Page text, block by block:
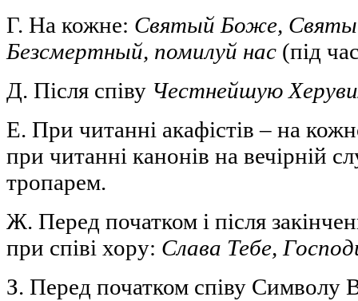
Г. На кожне: Святый Боже,
Безсмертный, помилуй нас (під
Д. Після співу Честнейшую
Е. При читанні акафістів – на
при читанні канонів на вечірній
тропарем.
Ж. Перед початком і після
при співі хору: Слава Тебе,
З. Перед початком співу Символу